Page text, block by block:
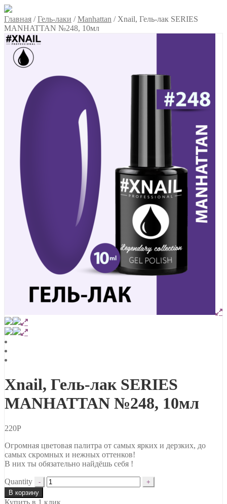
Главная /Гель-лаки /Manhattan / Xnail, Гель-лак SERIES
MANHATTAN №248, 10мл
Xnail, Гель-лак SERIES
MANHATTAN №248, 10мл
220Р
Огромная цветовая палитра от самых ярких и дерзких, до
самых скромных и нежных оттенков!
В них ты обязательно найдёшь себя !
Quantity
В корзину
Купить в 1 клик